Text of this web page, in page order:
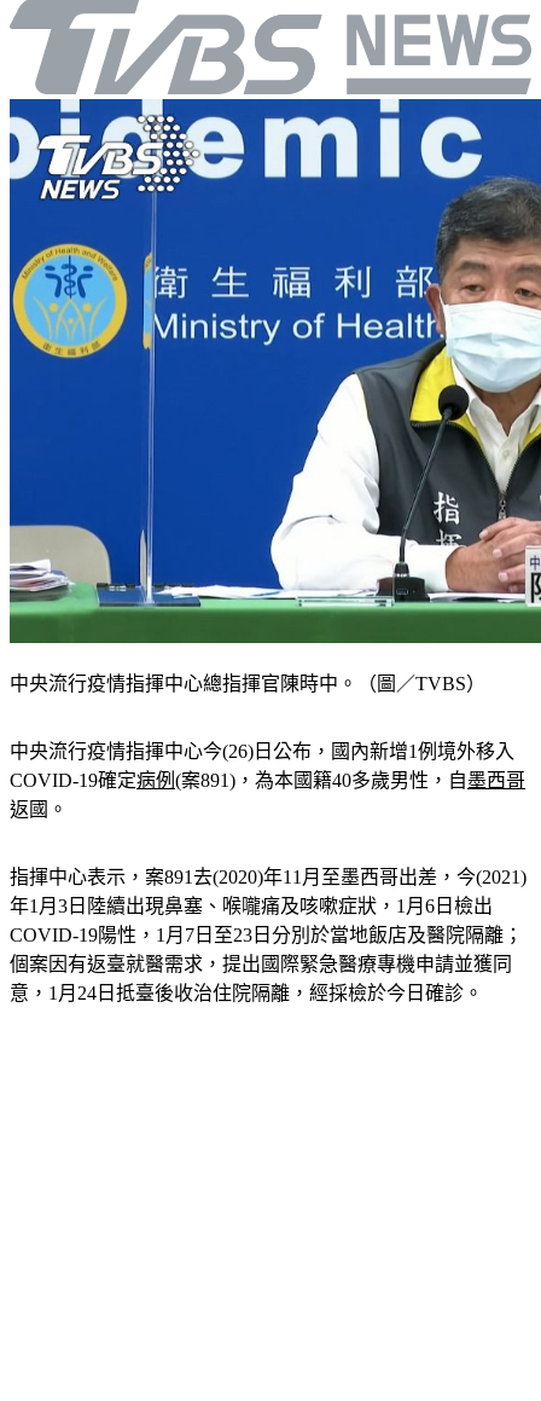
COVID-19確定病例(案891)，為本國籍40多歲男性，自墨西哥
返國。
年1月3日陸續出現鼻塞、喉嚨痛及咳嗽症狀，1月6日檢出
COVID-19陽性，1月7日至23日分別於當地飯店及醫院隔離；
個案因有返臺就醫需求，提出國際緊急醫療專機申請並獲同
意，1月24日抵臺後收治住院隔離，經採檢於今日確診。